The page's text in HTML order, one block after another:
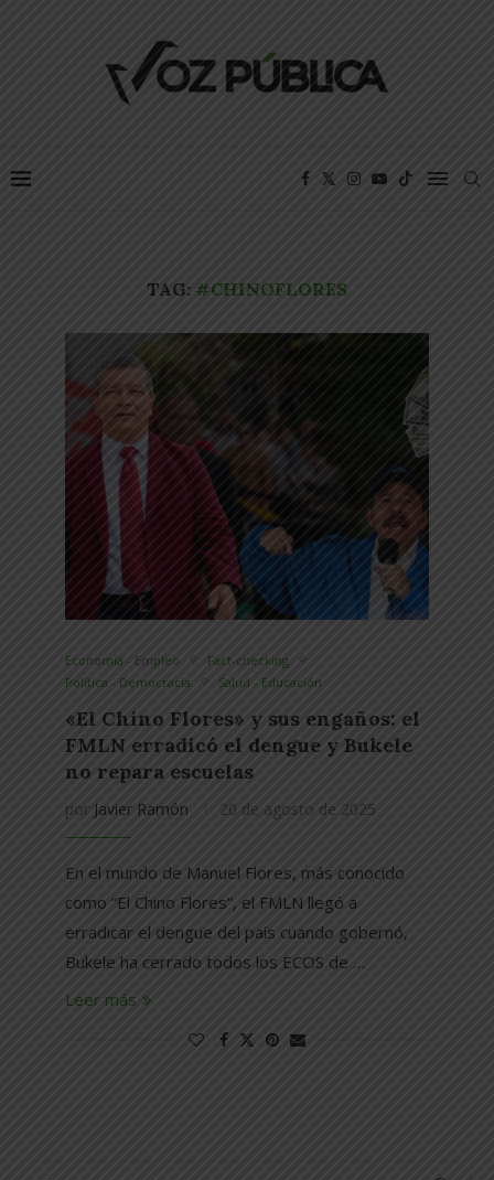
TAG: #CHINOFLORES
Economía - Empleo
Fact-checking
Política - Democracia
Salud - Educación
«El Chino Flores» y sus engaños: el
FMLN erradicó el dengue y Bukele
no repara escuelas
por Javier Ramón 20 de agosto de 2025
En el mundo de Manuel Flores, más conocido
como “El Chino Flores”, el FMLN llegó a
erradicar el dengue del país cuando gobernó,
Bukele ha cerrado todos los ECOS de …
Leer más